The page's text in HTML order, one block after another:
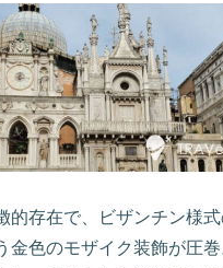
的存在で、ビザンチン様
金色のモザイク装飾が圧